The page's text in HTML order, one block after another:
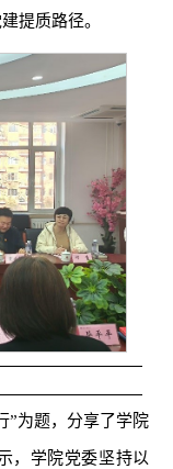
提质路径。
”为题，分享了学院
，学院党委坚持以